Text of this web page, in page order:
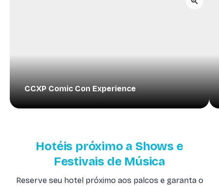
CCXP Comic Con Experience
Hotéis próximo a Shows e
Festivais de Música
Reserve seu hotel próximo aos palcos e garanta o